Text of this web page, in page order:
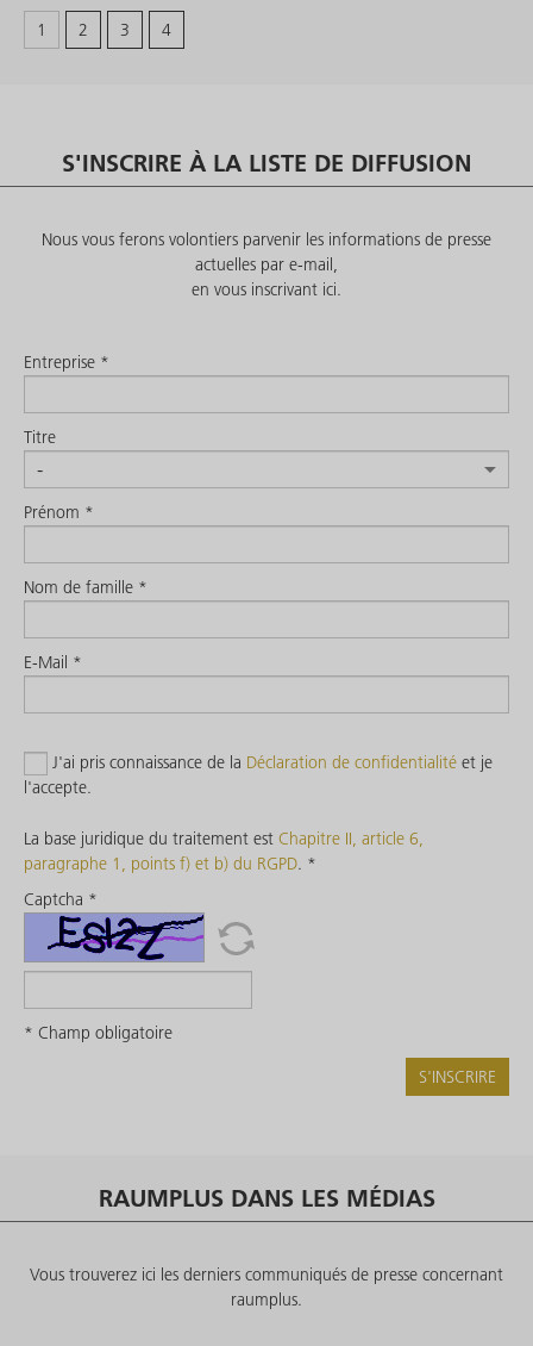
https://www.raumplus.de/de/ueber-raumplus/360.html
1 2 3 4
S'INSCRIRE À LA LISTE DE DIFFUSION
Nous vous ferons volontiers parvenir les informations de presse
actuelles par e-mail,
en vous inscrivant ici.
Entreprise *
Titre
Prénom *
Nom de famille *
E-Mail *
J'ai pris connaissance de la Déclaration de confidentialité et je
l'accepte.
La base juridique du traitement est Chapitre II, article 6,
paragraphe 1, points f) et b) du RGPD *
Captcha *
* Champ obligatoire
S'INSCRIRE
RAUMPLUS DANS LES MÉDIAS
Vous trouverez ici les derniers communiqués de presse concernant
raumplus.